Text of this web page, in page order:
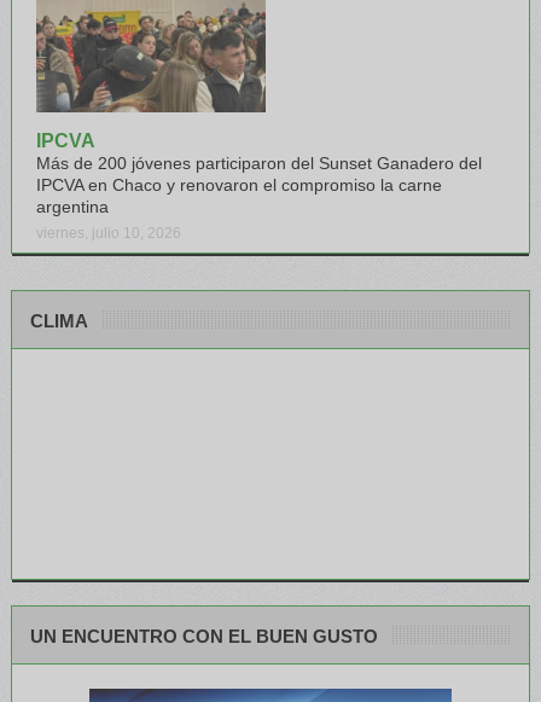
IPCVA
Más de 200 jóvenes participaron del Sunset Ganadero del
IPCVA en Chaco y renovaron el compromiso la carne
argentina
viernes, julio 10, 2026
CLIMA
UN ENCUENTRO CON EL BUEN GUSTO